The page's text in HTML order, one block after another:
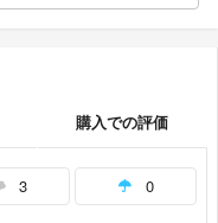
購入での評価
3 0